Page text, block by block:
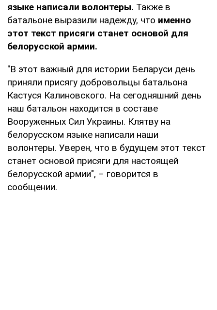
языке написали волонтеры. Также в
батальоне выразили надежду, что именно
этот текст присяги станет основой для
белорусской армии.
"В этот важный для истории Беларуси день
приняли присягу добровольцы батальона
Кастуся Калиновского. На сегодняшний день
наш батальон находится в составе
Вооруженных Сил Украины. Клятву на
белорусском языке написали наши
волонтеры. Уверен, что в будущем этот текст
станет основой присяги для настоящей
белорусской армии", – говорится в
сообщении.